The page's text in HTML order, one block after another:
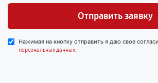
Отправить заявку
Нажимая на кнопку отправить я даю свое
персональных данных.